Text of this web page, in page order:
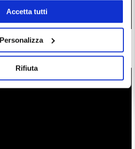
Accetta tutti
Personalizza
Rifiuta
crolla insieme all’AI. Da marzo